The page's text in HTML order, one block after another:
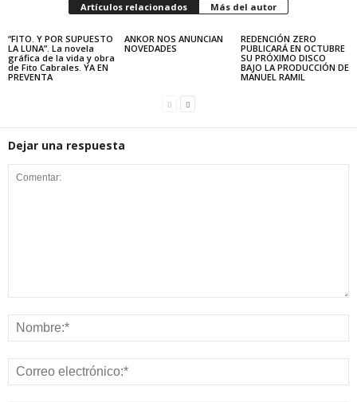
Artículos relacionados Más del autor
“FITO. Y POR SUPUESTO
LA LUNA”. La novela
gráfica de la vida y obra
de Fito Cabrales. YA EN
PREVENTA
ANKOR NOS ANUNCIAN
NOVEDADES
REDENCIÓN ZERO
PUBLICARÁ EN OCTUBRE
SU PRÓXIMO DISCO
BAJO LA PRODUCCIÓN DE
MANUEL RAMIL
Dejar una respuesta